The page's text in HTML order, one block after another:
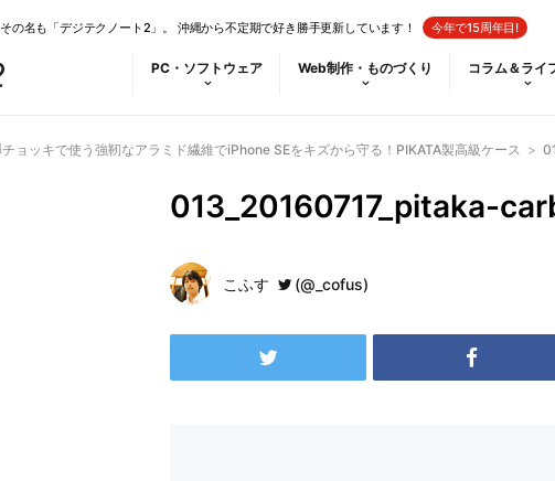
の名も「デジテクノート2」。 沖縄から不定期で好き勝手更新しています！ 今年で15周年目!
PC・ソフトウェア Web制作・ものづくり コラム＆ライ
チョッキで使う強靭なアラミド繊維でiPhone SEをキズから守る！PIKATA製高級ケース >
013_20160717_pitaka-
こふす (@_cofus)